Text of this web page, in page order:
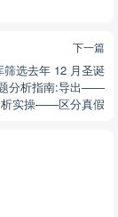
下一篇
筛选去年 12 月圣诞
分析指南:导出——
析实操——区分真假